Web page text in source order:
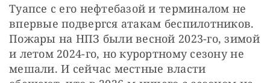
Туапсе с его нефтебазой и терминалом не
впервые подвергся атакам беспилотников.
Пожары на НПЗ были весной 2023-го, зимой
и летом 2024-го, но курортному сезону не
мешали. И сейчас местные власти